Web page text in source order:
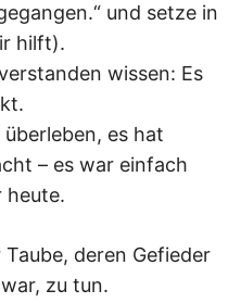
und setze in
hilft).
wissen: Es
es hat
– es war einfach
heute.
deren Gefieder
zu tun.